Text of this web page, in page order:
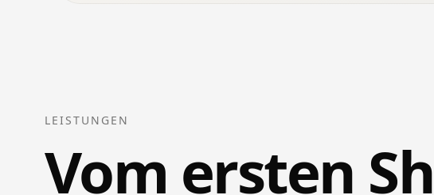
LEISTUNGEN
Vom ersten